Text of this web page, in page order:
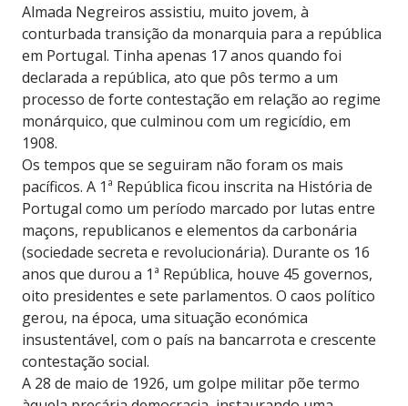
Almada Negreiros assistiu, muito jovem, à
conturbada transição da monarquia para a república
em Portugal. Tinha apenas 17 anos quando foi
declarada a república, ato que pôs termo a um
processo de forte contestação em relação ao regime
monárquico, que culminou com um regicídio, em
1908.
Os tempos que se seguiram não foram os mais
pacíficos. A 1ª República ficou inscrita na História de
Portugal como um período marcado por lutas entre
maçons, republicanos e elementos da carbonária
(sociedade secreta e revolucionária). Durante os 16
anos que durou a 1ª República, houve 45 governos,
oito presidentes e sete parlamentos. O caos político
gerou, na época, uma situação económica
insustentável, com o país na bancarrota e crescente
contestação social.
A 28 de maio de 1926, um golpe militar põe termo